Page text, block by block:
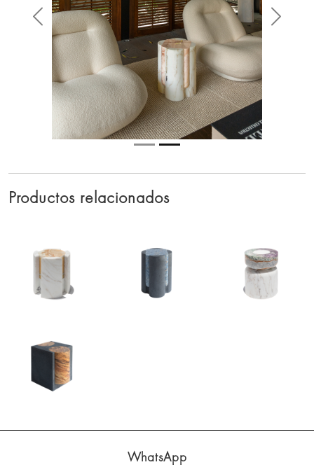
Anterior
Productos relacionados
WhatsApp